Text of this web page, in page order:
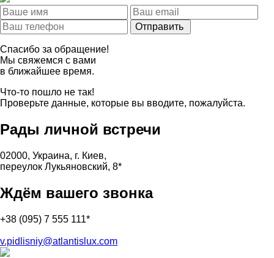
Спасибо за обращение!
Мы свяжемся с вами
в ближайшее время.
Что-то пошло не так!
Проверьте данные, которые вы вводите, пожалуйста.
Рады личной встречи
02000, Украина, г. Киев,
переулок Лукьяновский, 8*
Ждём вашего звонка
+38 (095) 7 555 111*
v.pidlisniy@atlantislux.com